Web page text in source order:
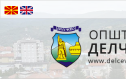
Прескокнете на содржината
Општина Делчево